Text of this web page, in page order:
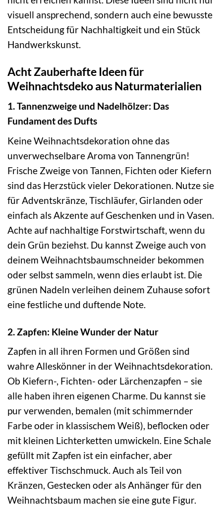
visuell ansprechend, sondern auch eine bewusste
Entscheidung für Nachhaltigkeit und ein Stück
Handwerkskunst.
Acht Zauberhafte Ideen für
Weihnachtsdeko aus Naturmaterialien
1. Tannenzweige und Nadelhölzer: Das
Fundament des Dufts
Keine Weihnachtsdekoration ohne das
unverwechselbare Aroma von Tannengrün!
Frische Zweige von Tannen, Fichten oder Kiefern
sind das Herzstück vieler Dekorationen. Nutze sie
für Adventskränze, Tischläufer, Girlanden oder
einfach als Akzente auf Geschenken und in Vasen.
Achte auf nachhaltige Forstwirtschaft, wenn du
dein Grün beziehst. Du kannst Zweige auch von
deinem Weihnachtsbaumschneider bekommen
oder selbst sammeln, wenn dies erlaubt ist. Die
grünen Nadeln verleihen deinem Zuhause sofort
eine festliche und duftende Note.
2. Zapfen: Kleine Wunder der Natur
Zapfen in all ihren Formen und Größen sind
wahre Alleskönner in der Weihnachtsdekoration.
Ob Kiefern-, Fichten- oder Lärchenzapfen – sie
alle haben ihren eigenen Charme. Du kannst sie
pur verwenden, bemalen (mit schimmernder
Farbe oder in klassischem Weiß), beflocken oder
mit kleinen Lichterketten umwickeln. Eine Schale
gefüllt mit Zapfen ist ein einfacher, aber
effektiver Tischschmuck. Auch als Teil von
Kränzen, Gestecken oder als Anhänger für den
Weihnachtsbaum machen sie eine gute Figur.